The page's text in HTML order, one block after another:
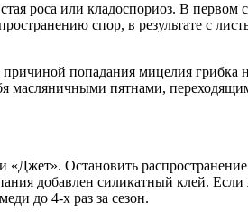
роса или кладоспориоз. В первом
спор, в результате с
попадания мицелия грибка
масляничными пятнами,
«Джет». Остановить
добавлен силикатный клей. Если
до 4-х раз за сезон.